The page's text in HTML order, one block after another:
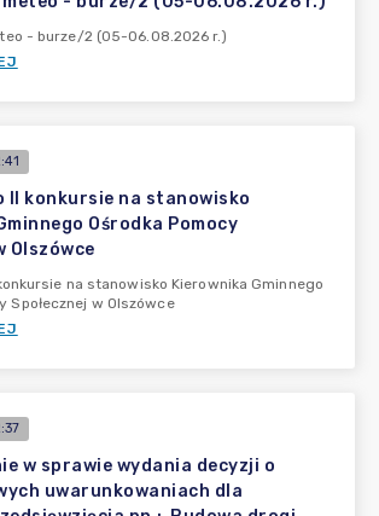
- burze/2 (05-06.08.2026 r.)
II konkursie na stanowisko
Ośrodka Pomocy
Olszówce
na stanowisko Kierownika Gminnego
Społecznej w Olszówce
w sprawie wydania decyzji o
uwarunkowaniach dla